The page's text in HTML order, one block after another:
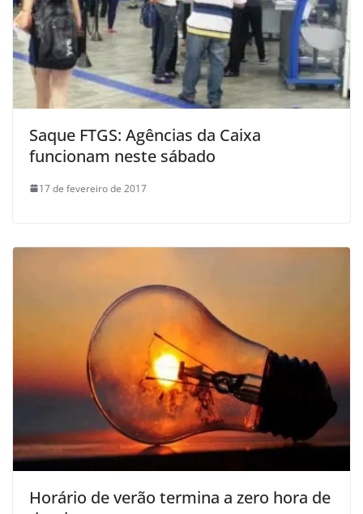
Saque FTGS: Agências da Caixa
funcionam neste sábado
17 de fevereiro de 2017
Horário de verão termina a zero hora de